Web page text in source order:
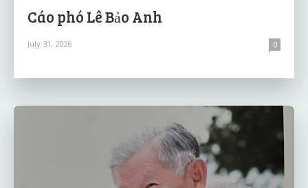
Cáo phó Lê Bảo Anh
July 31, 2026 0